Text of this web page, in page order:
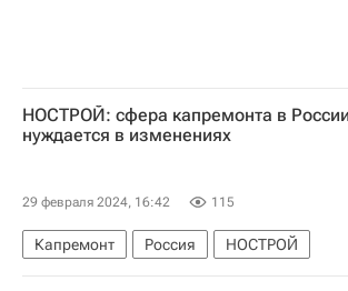
НОСТРОЙ: сфера капремонта в России
нуждается в изменениях
29 февраля 2024, 16:42 115
Капремонт Россия
НОСТРОЙ
Владимир Путин